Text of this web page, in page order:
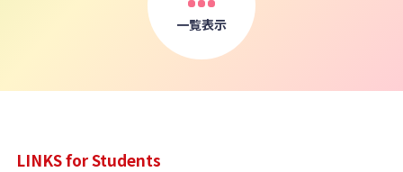
一覧表示
LINKS for Students